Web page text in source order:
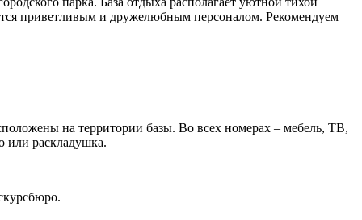
приветливым и дружелюбным персоналом. Рекомендуем
на территории базы. Во всех номерах – мебель, ТВ,
или раскладушка.